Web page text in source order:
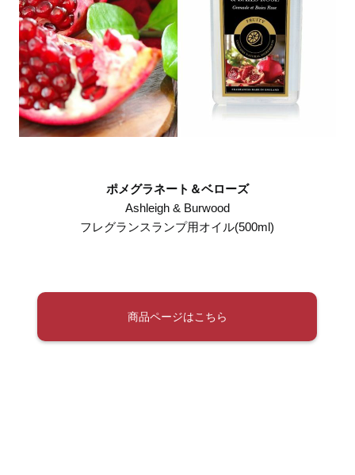
ポメグラネート＆ベローズ
Ashleigh & Burwood
フレグランスランプ用オイル(500ml)
商品ページはこちら